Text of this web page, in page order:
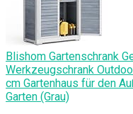
Blishom Gartenschrank
Werkzeugschrank
cm Gartenhaus für den
Garten (Grau)